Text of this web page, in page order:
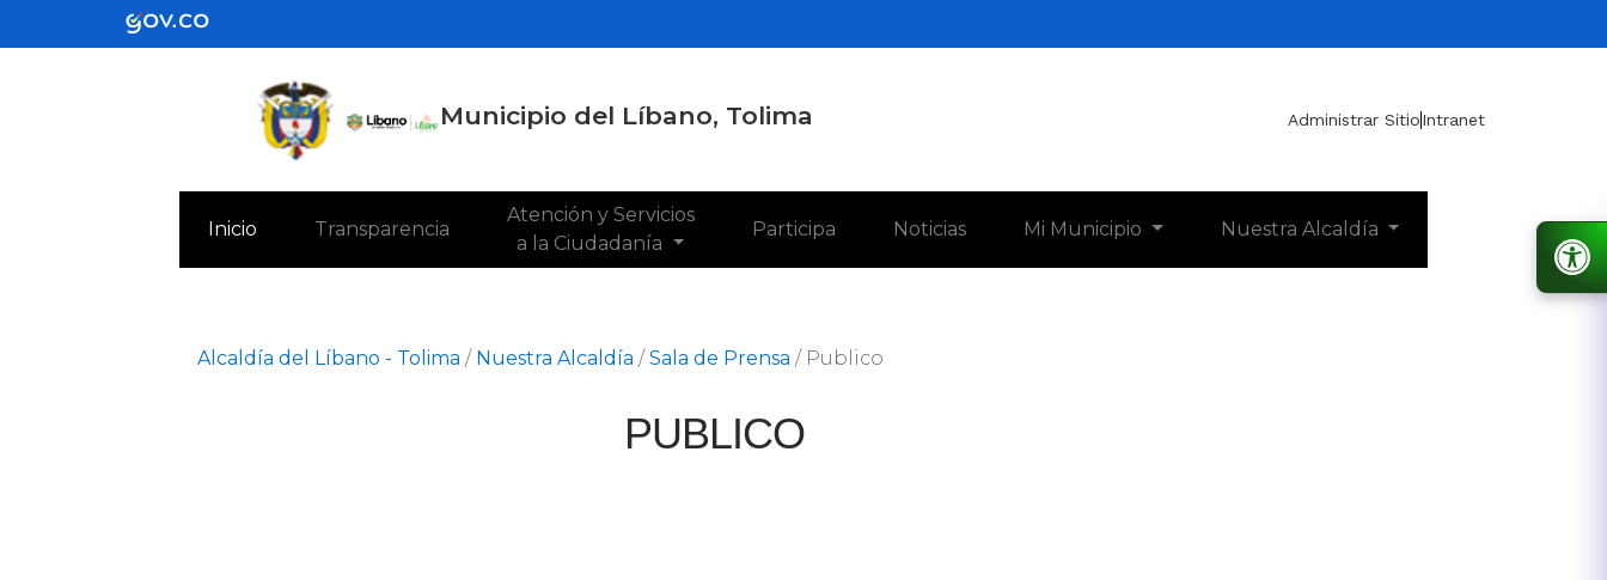
Municipio del Líbano, Tolima Administrar SitioIntranet
Inicio(current)Transparencia
Atención y Servicios
a la Ciudadanía
Participa Noticias Mi Municipio Nuestra Alcaldía
Alcaldía del Líbano - Tolima / Nuestra Alcaldía / Sala de Prensa / Publico
PUBLICO